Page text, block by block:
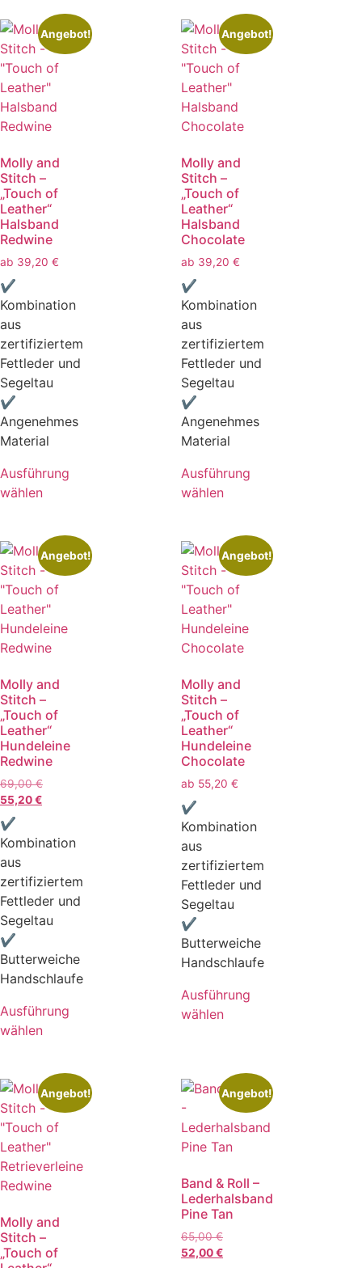
Angebot!
Molly and
Stitch –
„Touch of
Leather“
Halsband
Redwine
ab 39,20 €
✔
Kombination
aus
zertifiziertem
Fettleder und
Segeltau
✔
Angenehmes
Material
Ausführung
wählen
Angebot!
Molly and
Stitch –
„Touch of
Leather“
Halsband
Chocolate
ab 39,20 €
✔
Kombination
aus
zertifiziertem
Fettleder und
Segeltau
✔
Angenehmes
Material
Ausführung
wählen
Angebot!
Molly and
Stitch –
„Touch of
Leather“
Hundeleine
Redwine
69,00€
55,20€
✔
Kombination
aus
zertifiziertem
Fettleder und
Segeltau
✔
Butterweiche
Handschlaufe
Ausführung
wählen
Angebot!
Molly and
Stitch –
„Touch of
Leather“
Hundeleine
Chocolate
ab 55,20 €
✔
Kombination
aus
zertifiziertem
Fettleder und
Segeltau
✔
Butterweiche
Handschlaufe
Ausführung
wählen
Angebot!
Molly and
Stitch –
„Touch of
Angebot!
Band & Roll –
Lederhalsband
Pine Tan
65,00€
52,00€